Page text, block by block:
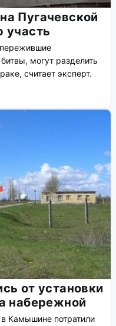
Пугачевской
участь
могут разделить
считает эксперт.
от установки
набережной
Камышине потратили